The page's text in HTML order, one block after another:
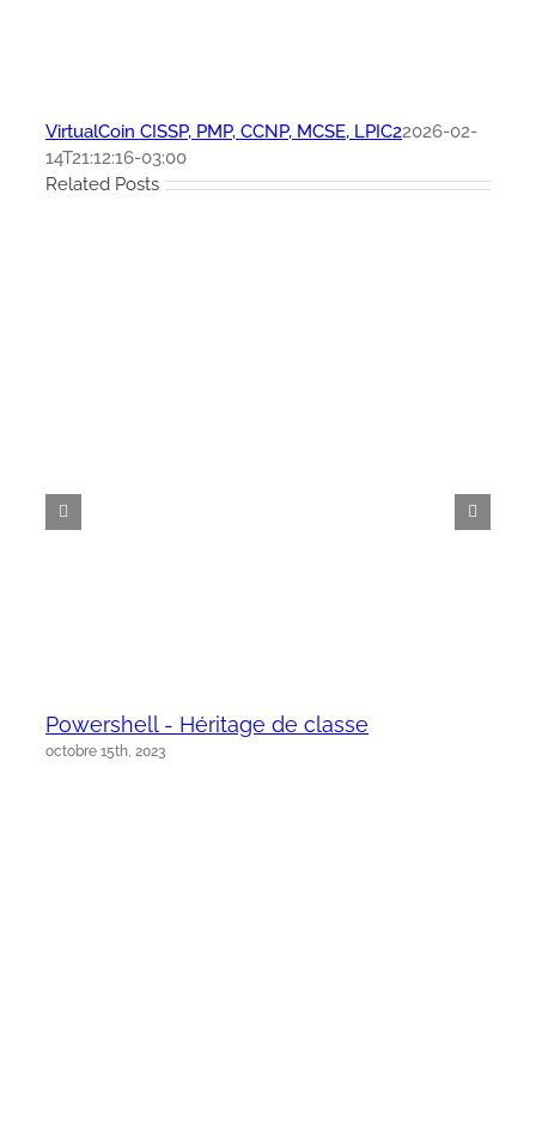
VirtualCoin CISSP, PMP, CCNP, MCSE, LPIC22026-02-
14T21:12:16-03:00
Related Posts
Powershell - Héritage de classe
octobre 15th, 2023